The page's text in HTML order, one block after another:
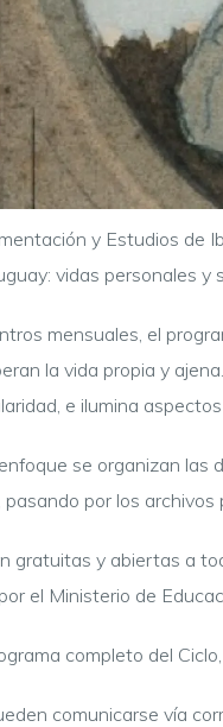
y Estudios de
vidas personales
mensuales, el
la vida propia y
e ilumina
se organizan las
por los
gratuitas y abiertas a
el Ministerio de
completo del
comunicarse vía